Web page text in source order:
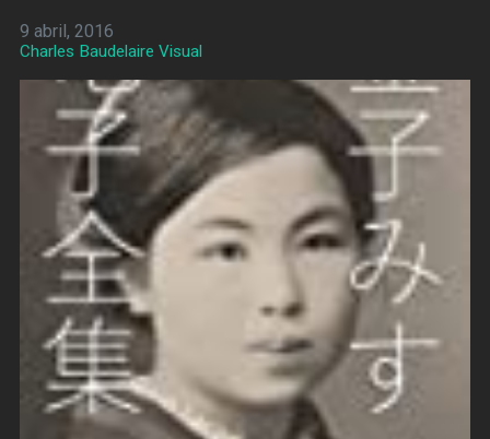
9 abril, 2016
Charles Baudelaire Visual